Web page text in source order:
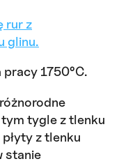
rur z
glinu.
1750°C.
tygle z tlenku
z tlenku
stanie